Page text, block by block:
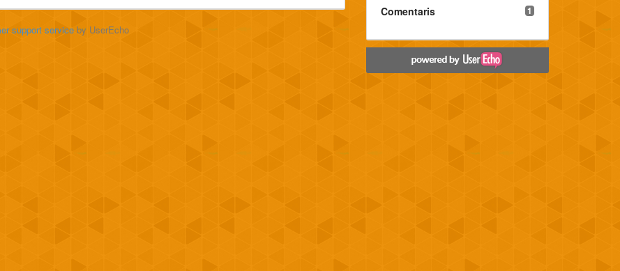
support serviceby UserEcho
1
Comentaris